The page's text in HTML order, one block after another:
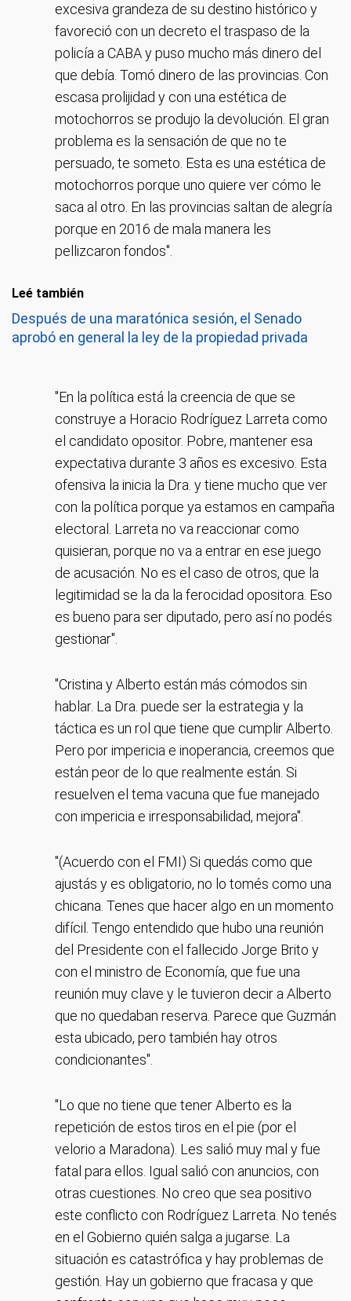
excesiva grandeza de su destino histórico y
favoreció con un decreto el traspaso de la
policía a CABA y puso mucho más dinero del
que debía. Tomó dinero de las provincias. Con
escasa prolijidad y con una estética de
motochorros se produjo la devolución. El gran
problema es la sensación de que no te
persuado, te someto. Esta es una estética de
motochorros porque uno quiere ver cómo le
saca al otro. En las provincias saltan de alegría
porque en 2016 de mala manera les
pellizcaron fondos".
Leé también
Después de una maratónica sesión, el Senado
aprobó en general la ley de la propiedad privada
"En la política está la creencia de que se
construye a Horacio Rodríguez Larreta como
el candidato opositor. Pobre, mantener esa
expectativa durante 3 años es excesivo. Esta
ofensiva la inicia la Dra. y tiene mucho que ver
con la política porque ya estamos en campaña
electoral. Larreta no va reaccionar como
quisieran, porque no va a entrar en ese juego
de acusación. No es el caso de otros, que la
legitimidad se la da la ferocidad opositora. Eso
es bueno para ser diputado, pero así no podés
gestionar".
"Cristina y Alberto están más cómodos sin
hablar. La Dra. puede ser la estrategia y la
táctica es un rol que tiene que cumplir Alberto.
Pero por impericia e inoperancia, creemos que
están peor de lo que realmente están. Si
resuelven el tema vacuna que fue manejado
con impericia e irresponsabilidad, mejora".
"(Acuerdo con el FMI) Si quedás como que
ajustás y es obligatorio, no lo tomés como una
chicana. Tenes que hacer algo en un momento
difícil. Tengo entendido que hubo una reunión
del Presidente con el fallecido Jorge Brito y
con el ministro de Economía, que fue una
reunión muy clave y le tuvieron decir a Alberto
que no quedaban reserva. Parece que Guzmán
esta ubicado, pero también hay otros
condicionantes".
"Lo que no tiene que tener Alberto es la
repetición de estos tiros en el pie (por el
velorio a Maradona). Les salió muy mal y fue
fatal para ellos. Igual salió con anuncios, con
otras cuestiones. No creo que sea positivo
este conflicto con Rodríguez Larreta. No tenés
en el Gobierno quién salga a jugarse. La
situación es catastrófica y hay problemas de
gestión. Hay un gobierno que fracasa y que